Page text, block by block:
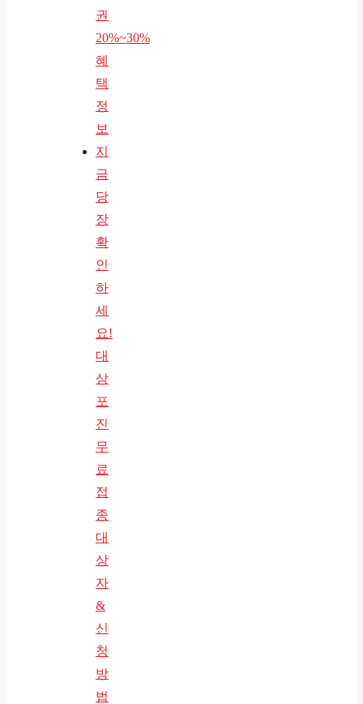
권
20%~30%
혜
택
정
보
지
금
당
장
확
인
하
세
요!
대
상
포
진
무
료
접
종
대
상
자
&
신
청
방
법